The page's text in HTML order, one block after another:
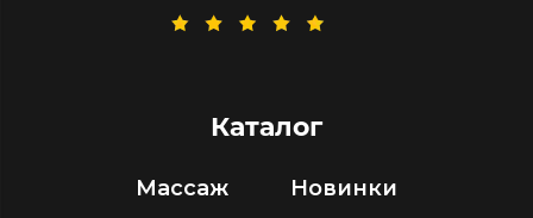
Каталог
Массаж Новинки